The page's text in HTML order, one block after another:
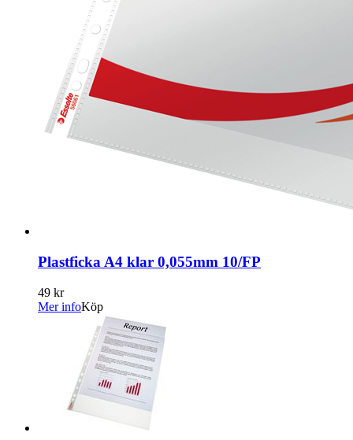
Plastficka A4 klar 0,055mm 10/FP
49 kr
Mer infoKöp